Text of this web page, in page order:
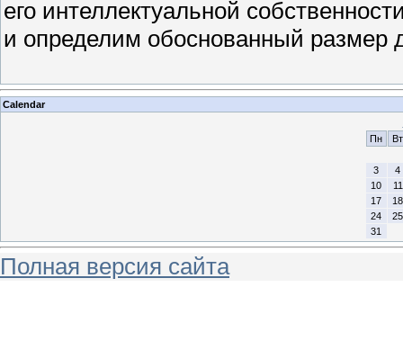
его интеллектуальной
и определим обоснованный размер
Calendar
Пн
Вт
3
4
10
11
17
18
24
25
31
Полная версия сайта